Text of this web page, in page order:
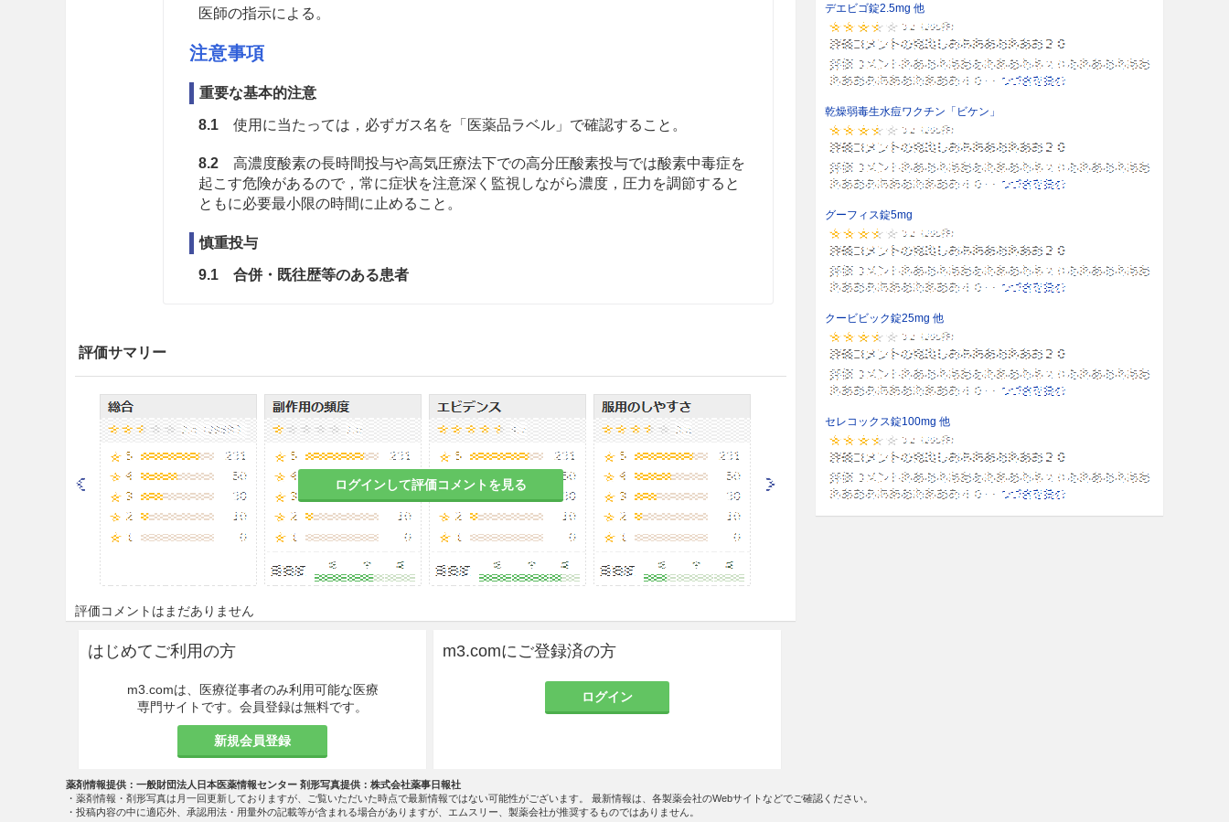
医師の指示による。
注意事項
重要な基本的注意
8.1使用に当たっては，必ずガス名を「医薬品ラベル」で確認すること。
8.2高濃度酸素の長時間投与や高気圧療法下での高分圧酸素投与では酸素中毒症を
起こす危険があるので，常に症状を注意深く監視しながら濃度，圧力を調節すると
ともに必要最小限の時間に止めること。
慎重投与
9.1 合併・既往歴等のある患者
工呼吸法の適用も考慮する。また間欠的投与は避けた方がよい。高濃度酸素の吸
入によって呼吸量低下又は停止，あるいはCO
ナルコーシスの状態に陥る危険性
がある 。
9.5 妊婦
妊婦又は妊娠している可能性のある女性の高気圧酸素療法は，治療上の有益性が
危険を上回ると判断される場合にのみ実施すること。
マウスの高分圧酸素への曝露実験で催奇形性と染色体異常の誘発が報告されてい
9.7 小児等
9.7.1 低出生体重児，新生児
酸素濃度を必要最小限に止めること。保育器中の酸素濃度は動脈血酸素分圧を測
定して8.0〜10.7kPa（60〜80Torr）の範囲を保つこと。未熟児網膜症を起こすこ
とがある。
酸素の投与期間を必要最小限に止めること。酸素の投与期間が長いほど肝芽腫発
評価サマリー
ログインして評価コメントを見る
評価コメントはまだありません
はじめてご利用の方
m3.comは、医療従事者のみ利用可能な医療
専門サイトです。会員登録は無料です。
新規会員登録
m3.comにご登録済の方
ログイン
デエビゴ錠2.5mg 他
乾燥弱毒生水痘ワクチン「ビケン」
グーフィス錠5mg
クービビック錠25mg 他
セレコックス錠100mg 他
薬剤情報提供：一般財団法人日本医薬情報センター 剤形写真提供：株式会社薬事日報社
・薬剤情報・剤形写真は月一回更新しておりますが、ご覧いただいた時点で最新情報ではない可能性がございます。 最新情報は、各製薬会社のWebサイトなどでご確認ください。
・投稿内容の中に適応外、承認用法・用量外の記載等が含まれる場合がありますが、エムスリー、製薬会社が推奨するものではありません。